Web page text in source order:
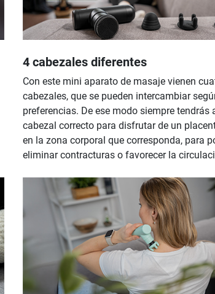
4 cabezales diferentes
Con este mini aparato de masaje vienen
cabezales, que se pueden intercambiar
preferencias. De ese modo siempre tendrás
cabezal correcto para disfrutar de un
en la zona corporal que corresponda, para
eliminar contracturas o favorecer la